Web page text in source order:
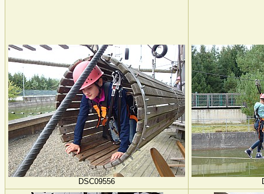
DSC09556